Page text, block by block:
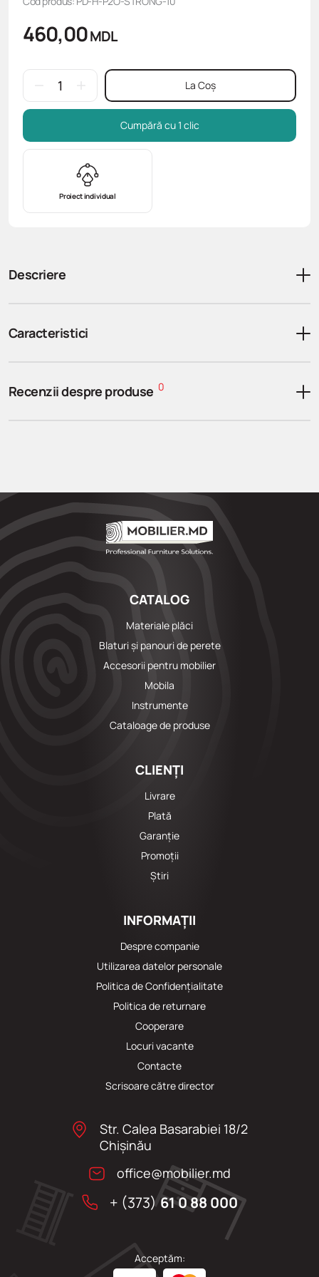
Proiect individual
460,00MDL
La Coș
Cumpără cu 1 clic
Descriere
Caracteristici
Recenzii despre produse 0
CATALOG
Materiale plăci
Blaturi și panouri de perete
Accesorii pentru mobilier
Mobila
Instrumente
Cataloage de produse
CLIENȚI
Livrare
Plată
Garanție
Promoții
Știri
INFORMAȚII
Despre companie
Utilizarea datelor personale
Politica de Confidențialitate
Politica de returnare
Cooperare
Locuri vacante
Сontacte
Scrisoare către director
Str. Calea Basarabiei 18/2
Chişinău
office@mobilier.md
+ (373)61 0 88 000
Acceptăm: